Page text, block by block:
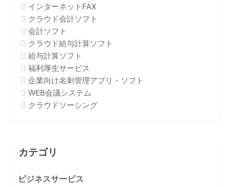
インターネットFAX
クラウド会計ソフト
会計ソフト
クラウド給与計算ソフト
給与計算ソフト
福利厚生サービス
企業向け名刺管理アプリ・ソフト
WEB会議システム
クラウドソーシング
カテゴリ
ビジネスサービス